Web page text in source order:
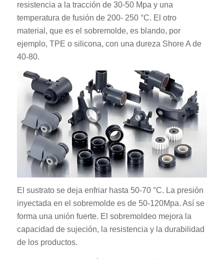
resistencia a la tracción de 30-50 Mpa y una
temperatura de fusión de 200- 250 °C. El otro
material, que es el sobremolde, es blando, por
ejemplo, TPE o silicona, con una dureza Shore A de
40-80.
El sustrato se deja enfriar hasta 50-70 °C. La presión
inyectada en el sobremolde es de 50-120Mpa. Así se
forma una unión fuerte. El sobremoldeo mejora la
capacidad de sujeción, la resistencia y la durabilidad
de los productos.